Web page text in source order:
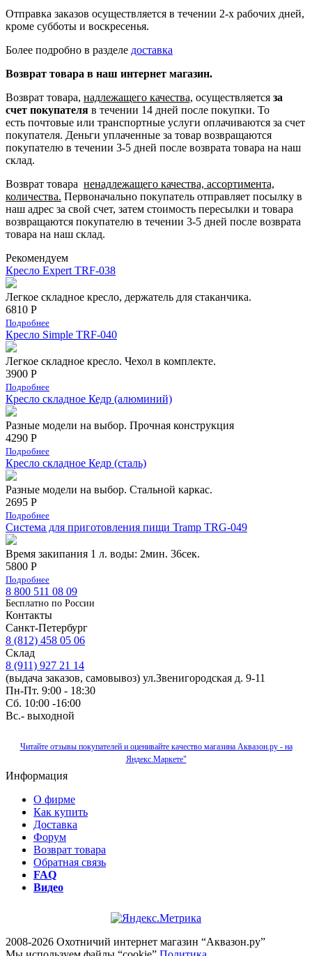
Отправка заказов осуществляется в течении 2-х рабочих дней,
кроме субботы и воскресенья.
Более подробно в разделе доставка
Возврат товара в наш интернет магазин.
Возврат товара, надлежащего качества, осуществляется за
счет покупателя в течении 14 дней после покупки. То
есть почтовые или транспортные услуги оплачиваются за счет
покупателя. Деньги уплаченные за товар возвращаются
покупателю в течении 3-5 дней после возврата товара на наш
склад.
Возврат товара ненадлежащего качества, ассортимента,
количества. Первоначально покупатель отправляет посылку в
наш адрес за свой счет, затем стоимость пересылки и товара
возвращаются покупателю в течении 3-5 дней после возврата
товара на наш склад.
Рекомендуем
Кресло Expert TRF-038
Легкое складное кресло, держатель для стаканчика.
6810 Р
Подробнее
Кресло Simple TRF-040
Легкое складное кресло. Чехол в комплекте.
3900 Р
Подробнее
Кресло складное Кедр (алюминий)
Разные модели на выбор. Прочная конструкция
4290 Р
Подробнее
Кресло складное Кедр (сталь)
Разные модели на выбор. Cтальной каркас.
2695 Р
Подробнее
Система для приготовления пищи Tramp TRG-049
Время закипания 1 л. воды: 2мин. 36сек.
5800 Р
Подробнее
8 800 511 08 09
Бесплатно по Роcсии
Контакты
Санкт-Петербург
8 (812) 458 05 06
Склад
8 (911) 927 21 14
(выдача заказов, самовывоз) ул.Звенигородская д. 9-11
Пн-Пт. 9:00 - 18:30
Сб. 10:00 -16:00
Вс.- выходной
Читайте отзывы покупателей и оценивайте качество магазина Аквазон.ру - на
Яндекс.Маркете"
Информация
О фирме
Как купить
Доставка
Форум
Возврат товара
Обратная связь
FAQ
Видео
2008-2026 Охотничий интернет магазин “Аквазон.ру”